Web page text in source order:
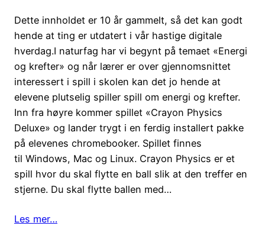
Dette innholdet er 10 år gammelt, så det kan godt
hende at ting er utdatert i vår hastige digitale
hverdag.I naturfag har vi begynt på temaet «Energi
og krefter» og når lærer er over gjennomsnittet
interessert i spill i skolen kan det jo hende at
elevene plutselig spiller spill om energi og krefter.
Inn fra høyre kommer spillet «Crayon Physics
Deluxe» og lander trygt i en ferdig installert pakke
på elevenes chromebooker. Spillet finnes
til Windows, Mac og Linux. Crayon Physics er et
spill hvor du skal flytte en ball slik at den treffer en
stjerne. Du skal flytte ballen med…
Les mer…